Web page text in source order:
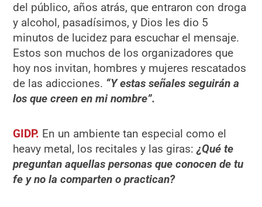
del público, años atrás, que entraron con droga
y alcohol, pasadísimos, y Dios les dio 5
minutos de lucidez para escuchar el mensaje.
Estos son muchos de los organizadores que
hoy nos invitan, hombres y mujeres rescatados
de las adicciones. “Y estas señales seguirán a
los que creen en mi nombre”.
GIDP. En un ambiente tan especial como el
heavy metal, los recitales y las giras:¿Qué te
preguntan aquellas personas que conocen de tu
fe y no la comparten o practican?